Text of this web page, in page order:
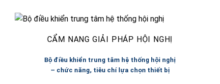
CẨM NANG GIẢI PHÁP HỘI NGHỊ
Bộ điều khiển trung tâm hệ thống hội nghị
– chức năng, tiêu chí lựa chọn thiết bị